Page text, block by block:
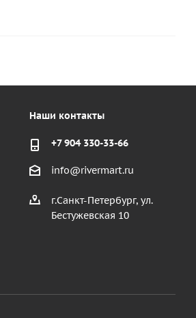
Наши контакты
+7 904 330-33-66
info@rivermart.ru
г.Санкт-Петербург, ул.
Бестужевская 10